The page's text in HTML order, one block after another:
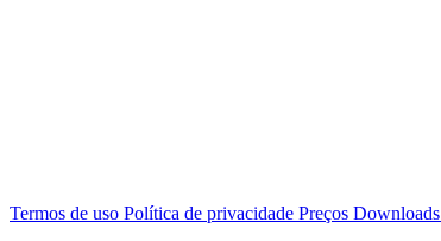
Termos de uso Política de privacidade Preços Downloads